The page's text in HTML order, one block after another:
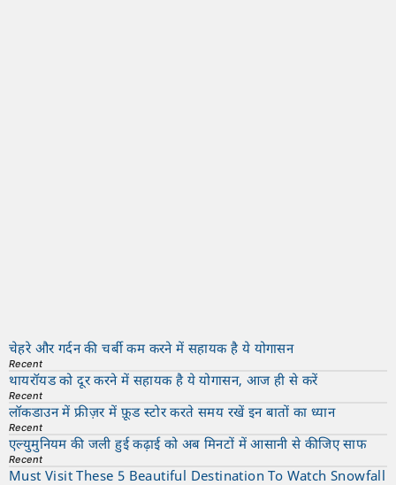
चेहरे और गर्दन की चर्बी कम करने में सहायक है ये योगासन
Recent
थायरॉयड को दूर करने में सहायक है ये योगासन, आज ही से करें
Recent
लॉकडाउन में फ्रीज़र में फ़ूड स्टोर करते समय रखें इन बातों का ध्यान
Recent
एल्युमुनियम की जली हुई कढ़ाई को अब मिनटों में आसानी से कीजिए साफ
Recent
Must Visit These 5 Beautiful Destination To Watch Snowfall